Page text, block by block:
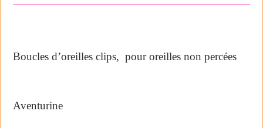
Boucles d’oreilles clips, pour oreilles non percées
Aventurine